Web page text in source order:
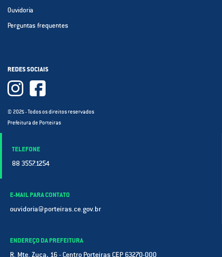
Ouvidoria
Perguntas frequentes
REDES SOCIAIS
© 2025 - Todos os direitos reservados
Prefeitura de Porteiras
TELEFONE
88 3557.1254
E-MAIL PARA CONTATO
ouvidoria@porteiras.ce.gov.br
ENDEREÇO DA PREFEITURA
R. Mte. Zuca, 16 - Centro Porteiras CEP 63270-000